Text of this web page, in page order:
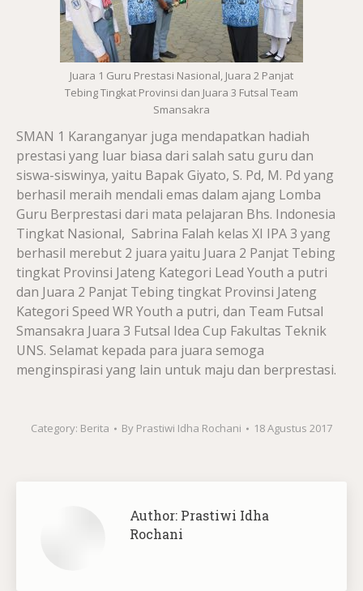
Juara 1 Guru Prestasi Nasional, Juara 2 Panjat
Tebing Tingkat Provinsi dan Juara 3 Futsal Team
Smansakra
SMAN 1 Karanganyar juga mendapatkan hadiah
prestasi yang luar biasa dari salah satu guru dan
siswa-siswinya, yaitu Bapak Giyato, S. Pd, M. Pd yang
berhasil meraih mendali emas dalam ajang Lomba
Guru Berprestasi dari mata pelajaran Bhs. Indonesia
Tingkat Nasional, Sabrina Falah kelas XI IPA 3 yang
berhasil merebut 2 juara yaitu Juara 2 Panjat Tebing
tingkat Provinsi Jateng Kategori Lead Youth a putri
dan Juara 2 Panjat Tebing tingkat Provinsi Jateng
Kategori Speed WR Youth a putri, dan Team Futsal
Smansakra Juara 3 Futsal Idea Cup Fakultas Teknik
UNS. Selamat kepada para juara semoga
menginspirasi yang lain untuk maju dan berprestasi.
Category: Berita By Prastiwi Idha Rochani 18 Agustus 2017
Author: Prastiwi Idha
Rochani